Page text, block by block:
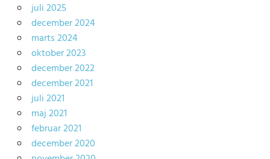
juli 2025
december 2024
marts 2024
oktober 2023
december 2022
december 2021
juli 2021
maj 2021
februar 2021
december 2020